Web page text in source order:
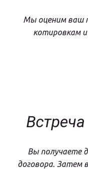
Мы оценим ваш
котировкам
Вы получаете
договора. Затем